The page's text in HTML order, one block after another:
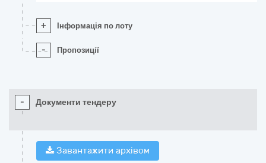
+ Інформація по лоту
- Пропозиції
- Документи тендеру
Завантажити архівом